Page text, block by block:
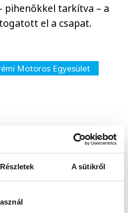
Részletek A sütikről
pihenőkkel tarkítva – a
el a csapat.
Motoros Egyesület